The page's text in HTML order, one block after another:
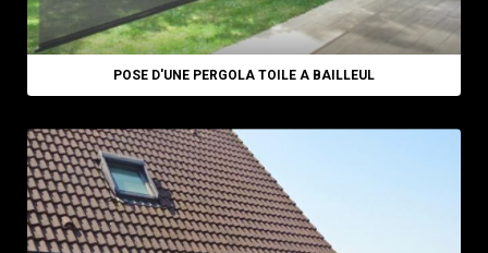
POSE D'UNE PERGOLA TOILE A BAILLEUL